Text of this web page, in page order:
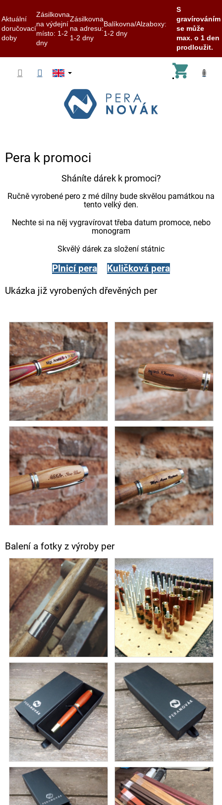
Aktuální
doručovací
doby
Zásilkovna
na výdejní
místo: 1-2
dny
Zásilkovna
na adresu:
1-2 dny
Balíkovna/Alzaboxy:
1-2 dny
S
gravírováním
se může
max. o 1 den
prodloužit.
Pera k promoci
Sháníte dárek k promoci?
Ručně vyrobené pero z mé dílny bude skvělou památkou na
tento velký den.
Nechte si na něj vygravírovat třeba datum promoce, nebo
monogram
Skvělý dárek za složení státnic
Plnicí pera Kuličková pera
Ukázka již vyrobených dřevěných per
Balení a fotky z výroby per